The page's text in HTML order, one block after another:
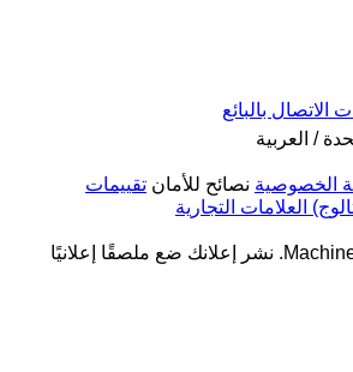
الاتصال بالبائع
/ العربية
الخصوصية نصائح للأمان تقييمات
العلامات التجارية
نشر إعلانك ضع ملصقًا إعلانيًا